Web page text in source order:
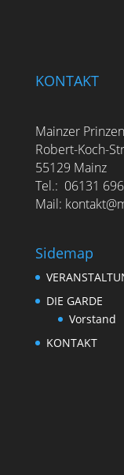
KONTAKT
Mainzer
Robert-Koch-
55129 Mainz
Tel.: 06131
Mail:
Sidemap
DIE GARDE
Vorstand
KONTAKT